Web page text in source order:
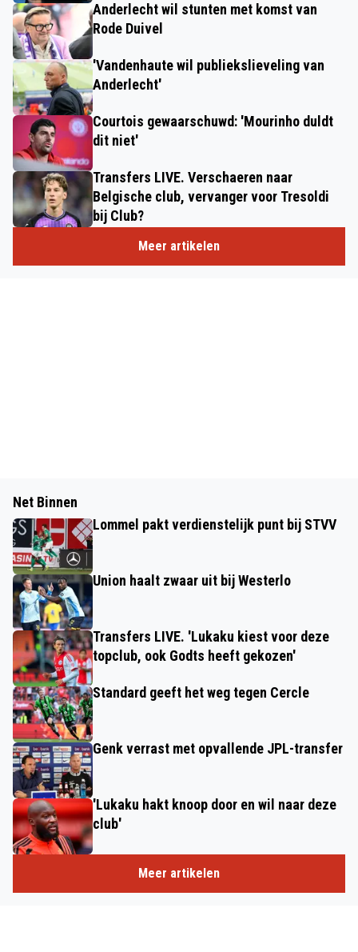
Anderlecht wil stunten met komst van
Rode Duivel
'Vandenhaute wil publiekslieveling van
Anderlecht'
Courtois gewaarschuwd: 'Mourinho duldt
dit niet'
Transfers LIVE. Verschaeren naar
Belgische club, vervanger voor Tresoldi
bij Club?
Meer artikelen
Net Binnen
Lommel pakt verdienstelijk punt bij STVV
Union haalt zwaar uit bij Westerlo
Transfers LIVE. 'Lukaku kiest voor deze
topclub, ook Godts heeft gekozen'
Standard geeft het weg tegen Cercle
Genk verrast met opvallende JPL-transfer
'Lukaku hakt knoop door en wil naar deze
club'
Meer artikelen